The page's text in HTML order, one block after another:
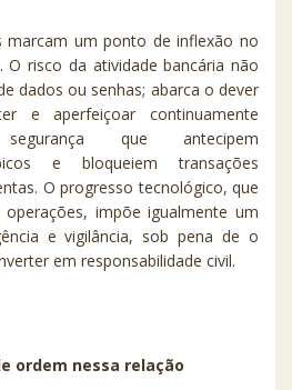
marcam um ponto de inflexão no
O risco da atividade bancária não
dados ou senhas; abarca o dever
e aperfeiçoar continuamente
que antecipem
e bloqueiem transações
O progresso tecnológico, que
impõe igualmente um
e vigilância, sob pena de o
em responsabilidade civil.
ordem nessa relação